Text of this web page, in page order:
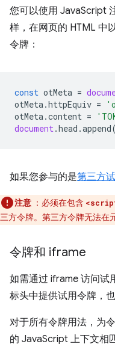
您可以使用 JavaScript
样，在网页的 HTML 中
令牌：
const otMeta =
otMeta.httpEquiv =
otMeta.content =
document.head .append(
如果您参与的是第三方
注意 ：必须在包含
三方令牌。第三方令牌无法在
令牌和 iframe
如需通过 iframe 访问试
标头中提供试用令牌，
对于所有令牌用法，为
的 JavaScript 上下文相